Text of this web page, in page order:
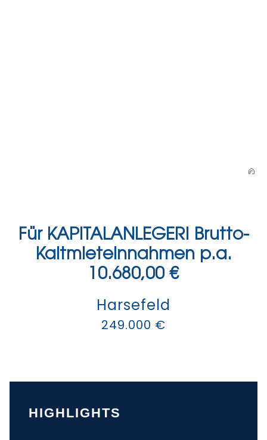
Für KAPITALANLEGER! Brutto-
Kaltmieteinnahmen p.a.
10.680,00 €
Harsefeld
249.000 €
HIGHLIGHTS